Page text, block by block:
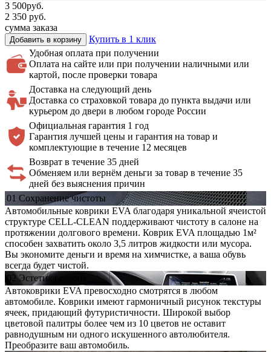
3 500руб.
2 350 руб.
сумма заказа
Добавить в корзину
Купить в 1 клик
Удобная оплата при получении
Оплата на сайте или при получении наличными или
картой, после проверки товара
Доставка на следующий день
Доставка со страховкой товара до пункта выдачи или
курьером до двери в любом городе России
Официальная гарантия 1 год
Гарантия лучшей цены и гарантия на товар и
комплектующие в течение 12 месяцев
Возврат в течение 35 дней
Обменяем или вернём деньги за товар в течение 35
дней без выяснения причин
01 Сохранение чистоты
Автомобильные коврики EVA благодаря уникальной ячеистой
структуре CELL-CLEAN поддерживают чистоту в салоне на
протяжении долгового времени. Коврик EVA площадью 1м²
способен захватить около 3,5 литров жидкости или мусора.
Вы экономите деньги и время на химчистке, а ваша обувь
всегда будет чистой.
02 Эстетика
Автоковрики EVA превосходно смотрятся в любом
автомобиле. Коврики имеют гармоничный рисунок текстуры
ячеек, придающий футуристичности. Широкой выбор
цветовой палитры более чем из 10 цветов не оставит
равнодушным ни одного искушенного автолюбителя.
Преобразите ваш автомобиль.